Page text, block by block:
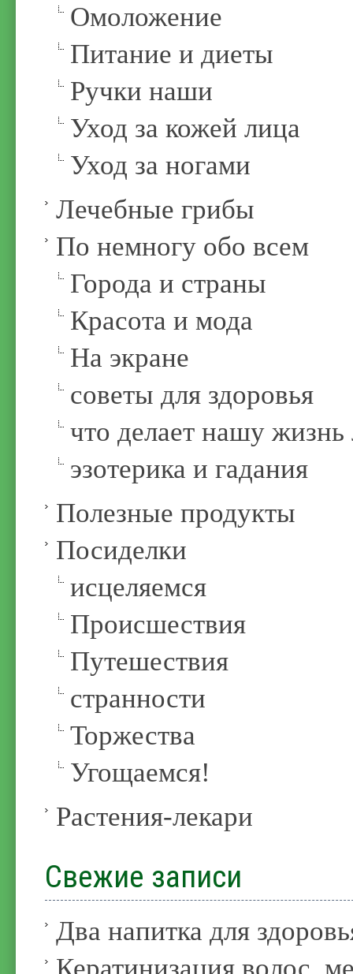
Омоложение
Питание и диеты
Ручки наши
Уход за кожей лица
Уход за ногами
Лечебные грибы
По немногу обо всем
Города и страны
Красота и мода
На экране
советы для здоровья
что делает нашу
эзотерика и гадания
Полезные продукты
Посиделки
иcцеляемся
Происшествия
Путешествия
странности
Торжества
Угощаемся!
Растения-лекари
Свежие записи
Два напитка для